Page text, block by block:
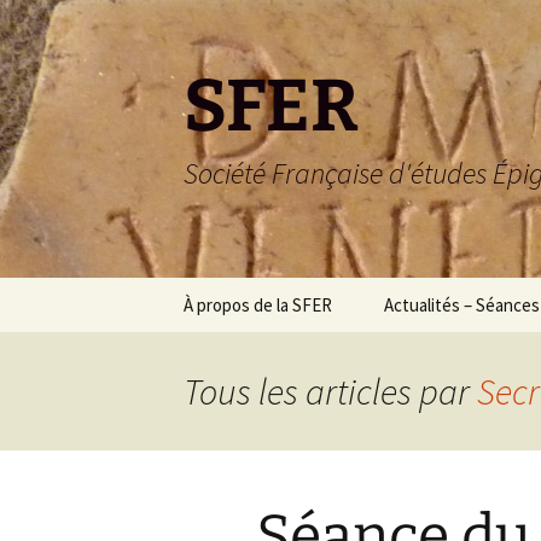
SFER
Société Française d'études
Aller
À propos de la SFER
Statuts complets
Actualités – Séances
Tous les articles par